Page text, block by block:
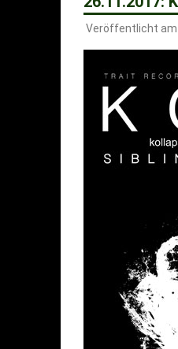
Veröffentlicht am